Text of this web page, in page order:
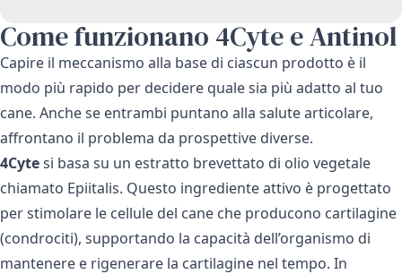
Come funzionano 4Cyte e Antinol
Capire il meccanismo alla base di ciascun prodotto è il
modo più rapido per decidere quale sia più adatto al tuo
cane. Anche se entrambi puntano alla salute articolare,
affrontano il problema da prospettive diverse.
4Cytesi basa su un estratto brevettato di olio vegetale
chiamato Epiitalis. Questo ingrediente attivo è progettato
per stimolare le cellule del cane che producono cartilagine
(condrociti), supportando la capacità dell’organismo di
mantenere e rigenerare la cartilagine nel tempo. In